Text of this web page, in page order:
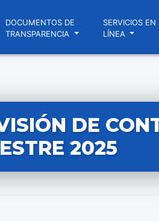
DOCUMENTOS DE
TRANSPARENCIA
SERVICIOS EN
LÍNEA
DE
2025